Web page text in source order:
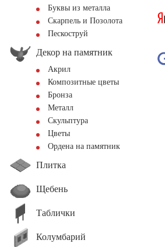
Буквы из металла
Скарпель и Позолота
Пескоструй
Декор на памятник
Акрил
Композитные цветы
Бронза
Металл
Скульптура
Цветы
Ордена на памятник
Плитка
Щебень
Таблички
Колумбарий